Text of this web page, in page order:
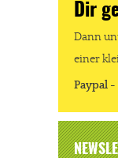
Dir
Dann
einer
Paypal -